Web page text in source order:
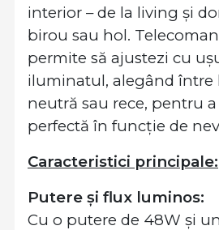
interior – de la living și
birou sau hol.
permite să ajustezi cu
iluminatul, alegând între
neutră sau rece, pentru
perfectă în funcție de
Caracteristici principale:
Putere și flux luminos:
Cu o putere de 48W și